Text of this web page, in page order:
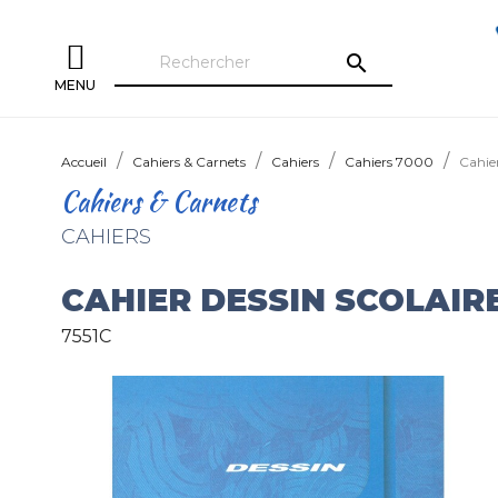
MENU
search
Accueil Cahiers & Carnets Cahiers Cahiers 7000
Cahiers & Carnets
CAHIERS
CAHIER DESSIN
7551C